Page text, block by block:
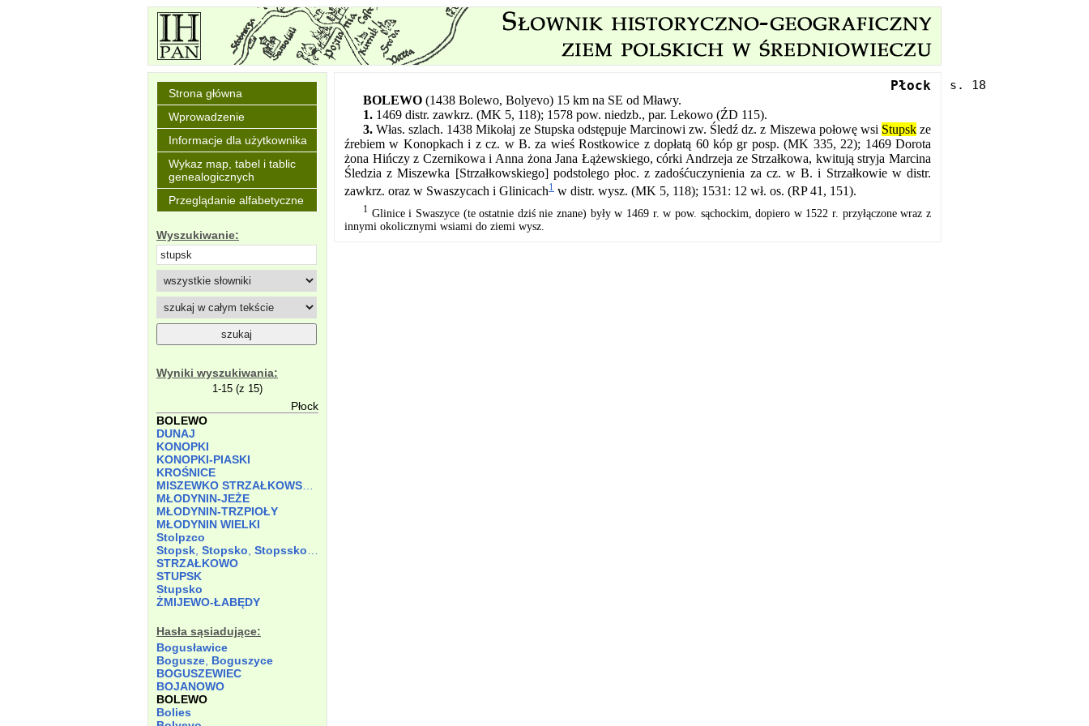
Strona główna
Wprowadzenie
Informacje dla użytkownika
Wykaz map, tabel i tablic
genealogicznych
Przeglądanie alfabetyczne
Wyszukiwanie:
Wyniki wyszukiwania:
1-15 (z 15)
Płock
BOLEWO
DUNAJ
KONOPKI
KONOPKI-PIASKI
KROŚNICE
MŁODYNIN-JEŻE
MŁODYNIN-TRZPIOŁY
MŁODYNIN WIELKI
Stolpzco
Stopsk Stopsko Stopssko
STRZAŁKOWO
STUPSK
Stupsko
ŻMIJEWO-ŁABĘDY
Hasła sąsiadujące:
Bogusławice
Bogusze, Boguszyce
BOGUSZEWIEC
BOJANOWO
BOLEWO
Bolies
Płock
BOLEWO (1438 Bolewo, Bolyevo) 15 km na SE od Mławy.
1. 1469 distr. zawkrz. (MK 5, 118); 1578 pow. niedzb., par. Lekowo (ŹD 115).
3. Włas. szlach. 1438 Mikołaj ze Stupska odstępuje Marcinowi zw. Śledź dz. z Miszewa połowę wsi Stupskze
źrebiem w Konopkach i z cz. w B. za wieś Rostkowice z dopłatą 60 kóp gr posp. (MK 335, 22); 1469 Dorota
żona Hińczy z Czernikowa i Anna żona Jana Łążewskiego, córki Andrzeja ze Strzałkowa, kwitują stryja Marcina
Śledzia z Miszewka [Strzałkowskiego] podstolego płoc. z zadośćuczynienia za cz. w B. i Strzałkowie w distr.
zawkrz. oraz w Swaszycach i Glinicach1 w distr. wysz. (MK 5, 118); 1531: 12 wł. os. (RP 41, 151).
1
Glinice i Swaszyce (te ostatnie dziś nie znane) były w 1469 r. w pow. sąchockim, dopiero w 1522 r. przyłączone wraz z
innymi okolicznymi wsiami do ziemi wysz.